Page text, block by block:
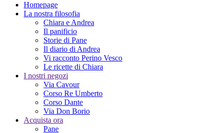
Homepage
La nostra filosofia
Chiara e Andrea
Il panificio
Storie di Pane
Il diario di Andrea
Vi racconto Perino Vesco
Le ricette di Chiara
I nostri negozi
Via Cavour
Corso Re Umberto
Corso Dante
Via Don Borio
Acquista ora
Pane